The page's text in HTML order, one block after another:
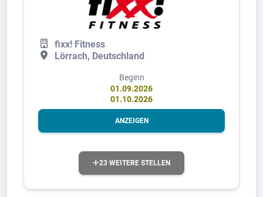
fixx! Fitness
Lörrach, Deutschland
Beginn
01.09.2026
01.10.2026
ANZEIGEN
23 WEITERE STELLEN